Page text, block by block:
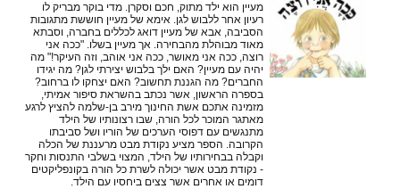
מעיין הוא ילד מתוק, חכם וסקרן. מדי בוקר מבריק לו
רעיון אחר ללבוש לגן. אימא של מעיין חוששת מתגובות
הסביבה, אבא של מעיין דואג לכללים בחברה, וסבתא
מאוד מבוהלת מהבחירה. אך מעיין בשלו. "ככה אני
רוצה, ככה אני מאושר, ככה אני אוהב, וזה העיקר!" מה
יהיה עם מעיין? האם ילך בלבוש יצירתי לגן? מה יגידו
החברים? מה הגננת תחשוב? האם יצחקו לו ברחוב?
בספרה הראשון, אשר נכתב בהשראת סיפור אמיתי,
מזמינה אתכם אשת החינוך מירב בן-שלמה להציץ לרגע
מאתגר המוכר לכל הורה, שבו רצונותיו של הילד
מתנגשים עם דפוסי הערכים של הוריו ושל סביבתו
הקרובה. הספר מציע נקודת מבט מרעננת של הכלה
וקבלה בבחירותיו של הילד, המצוי בשלבי התנסות וחקר
- נקודת מבט אשר יכולה לשרת כל הורה בקונפליקטים
דומים או אחרים אשר צצים ביחסיו עם הילד.